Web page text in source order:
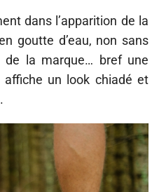
dans l’apparition de la
goutte d’eau, non sans
de la marque… bref une
un look chiadé et